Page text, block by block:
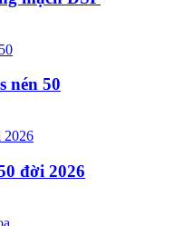
nén 50
đời 2026